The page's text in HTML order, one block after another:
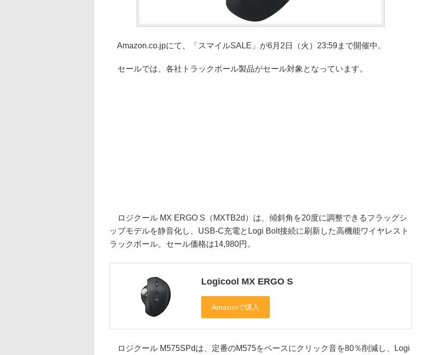
Amazon.co.jpにて、「スマイルSALE」が6月2日（火）23:59まで開催中。
セールでは、各社トラックボール製品がセール対象となっています。
ロジクール MX ERGO S（MXTB2d）は、傾斜角を20度に調整できるフラッグシ
ップモデルを静音化し、USB-C充電とLogi Bolt接続に刷新した高機能ワイヤレスト
ラックボール。セール価格は14,980円。
Logicool MX ERGO S
ロジクール M575SPdは、定番のM575をベースにクリック音を80％削減し、Logi